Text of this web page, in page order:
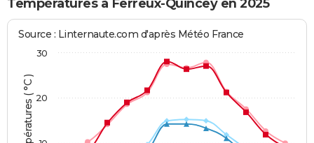
Températures à Ferreux-Quincey en 2025
Températures ( °C )
Source : Linternaute.com d'après Météo France
20
30